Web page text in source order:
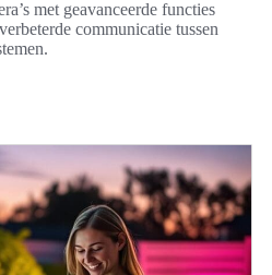
met geavanceerde functies
communicatie tussen